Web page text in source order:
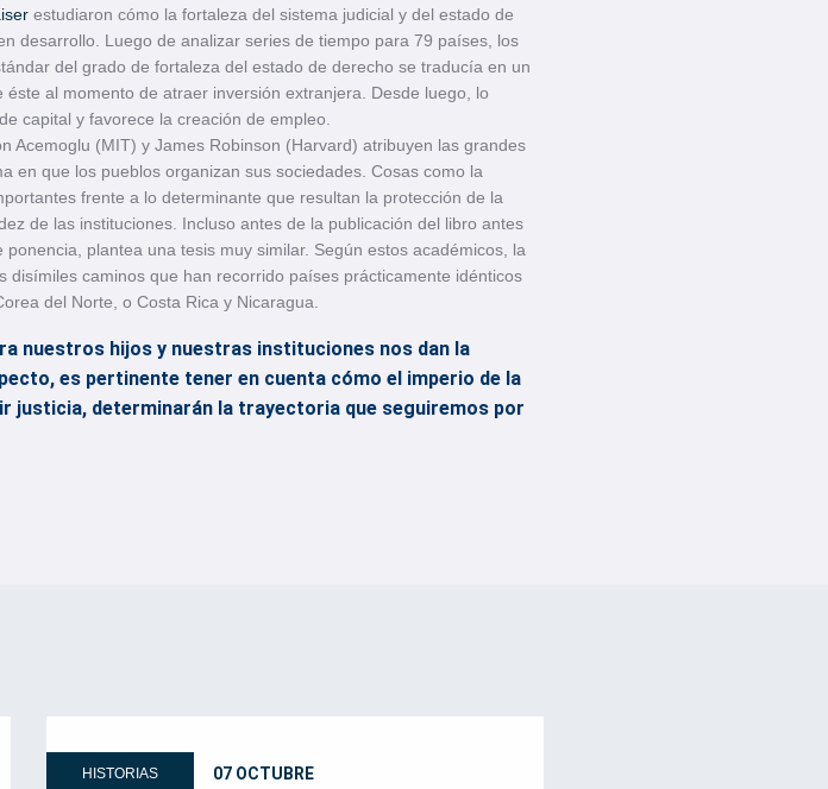
estudiaron cómo la fortaleza del sistema judicial y del estado de
desarrollo. Luego de analizar series de tiempo para 79 países, los
del grado de fortaleza del estado de derecho se traducía en un
al momento de atraer inversión extranjera. Desde luego, lo
capital y favorece la creación de empleo.
Acemoglu (MIT) y James Robinson (Harvard) atribuyen las grandes
en que los pueblos organizan sus sociedades. Cosas como la
frente a lo determinante que resultan la protección de la
de las instituciones. Incluso antes de la publicación del libro antes
ponencia, plantea una tesis muy similar. Según estos académicos, la
caminos que han recorrido países prácticamente idénticos
del Norte, o Costa Rica y Nicaragua.
nuestros hijos y nuestras instituciones nos dan la
es pertinente tener en cuenta cómo el imperio de la
justicia, determinarán la trayectoria que seguiremos por
HISTORIAS 07 OCTUBRE